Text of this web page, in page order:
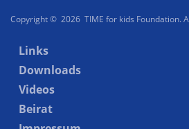
Copyright © 2026 TIME for kids Foundation.
Links
Downloads
Videos
Beirat